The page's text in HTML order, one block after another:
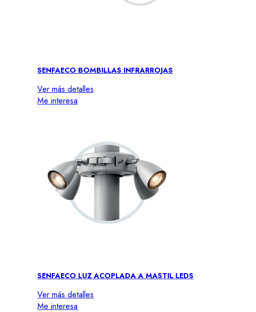
SENFAECO BOMBILLAS INFRARROJAS
Ver más detalles
Me interesa
SENFAECO LUZ ACOPLADA A MASTIL LEDS
Ver más detalles
Me interesa